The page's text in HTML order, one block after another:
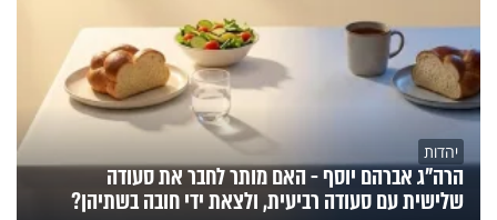
יהדות
הרה"ג אברהם יוסף - האם מותר לחבר את סעודה
שלישית עם סעודה רביעית, ולצאת ידי חובה בשתיהן?